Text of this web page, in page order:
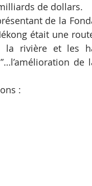
de dollars.
de la
était une
la rivière et les
: